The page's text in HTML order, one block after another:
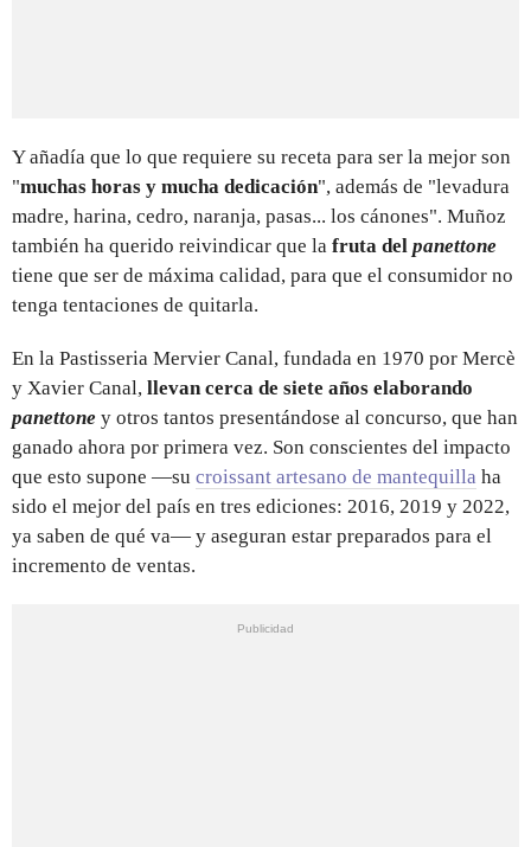
Y añadía que lo que requiere su receta para ser la mejor son
"muchas horas y mucha dedicación", además de "levadura
madre, harina, cedro, naranja, pasas... los cánones". Muñoz
también ha querido reivindicar que la fruta del panettone
tiene que ser de máxima calidad, para que el consumidor no
tenga tentaciones de quitarla.
En la Pastisseria Mervier Canal, fundada en 1970 por Mercè
y Xavier Canal, llevan cerca de siete años elaborando
panettone y otros tantos presentándose al concurso, que han
ganado ahora por primera vez. Son conscientes del impacto
que esto supone —su croissant artesano de mantequilla ha
sido el mejor del país en tres ediciones: 2016, 2019 y 2022,
ya saben de qué va— y aseguran estar preparados para el
incremento de ventas.